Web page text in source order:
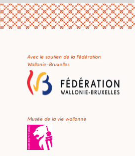
Avec le soutien de la Fédération
Wallonie-Bruxelles
Musée de la vie wallonne